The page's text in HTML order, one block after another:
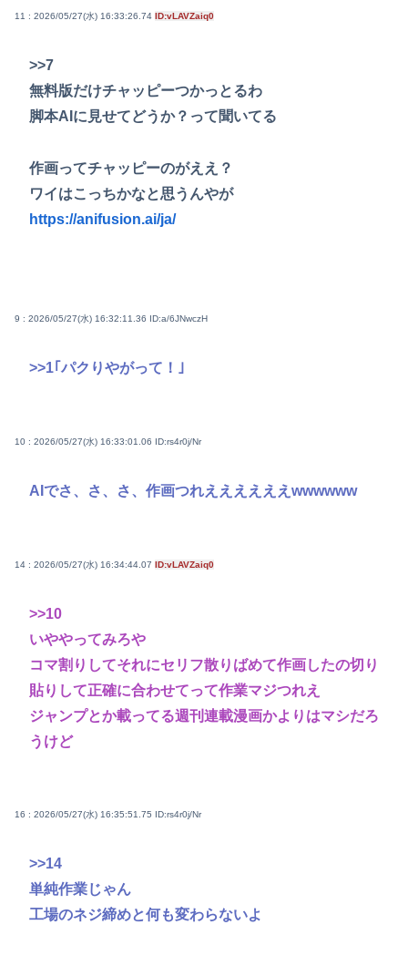
11 : 2026/05/27(水) 16:33:26.74 ID:vLAVZaiq0
>>7
無料版だけチャッピーつかっとるわ
脚本AIに見せてどうか？って聞いてる
作画ってチャッピーのがええ？
ワイはこっちかなと思うんやが
https://anifusion.ai/ja/
9 : 2026/05/27(水) 16:32:11.36 ID:a/6JNwczH
>>1｢パクりやがって！｣
10 : 2026/05/27(水) 16:33:01.06 ID:rs4r0j/Nr
AIでさ、さ、さ、作画つれええええええwwwwww
14 : 2026/05/27(水) 16:34:44.07 ID:vLAVZaiq0
>>10
いややってみろや
コマ割りしてそれにセリフ散りばめて作画したの切り
貼りして正確に合わせてって作業マジつれえ
ジャンプとか載ってる週刊連載漫画かよりはマシだろ
うけど
16 : 2026/05/27(水) 16:35:51.75 ID:rs4r0j/Nr
>>14
単純作業じゃん
工場のネジ締めと何も変わらないよ